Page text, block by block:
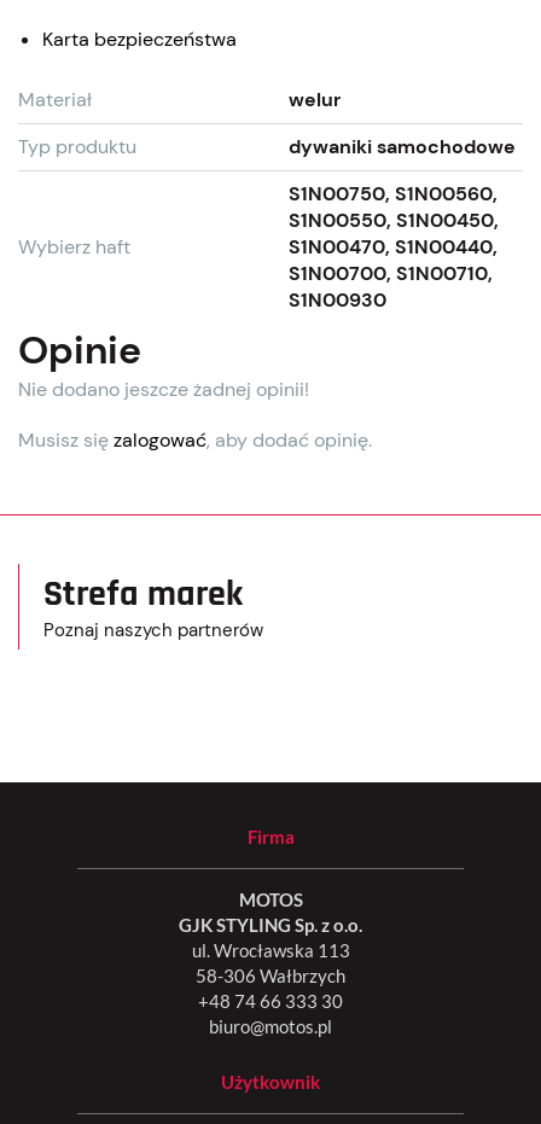
Karta bezpieczeństwa
Materiał
welur
Typ produktu
dywaniki samochodowe
Wybierz haft
S1N00750, S1N00560,
S1N00550, S1N00450,
S1N00470, S1N00440,
S1N00700, S1N00710,
S1N00930
Opinie
Nie dodano jeszcze żadnej opinii!
Musisz sięzalogować, aby dodać opinię.
Strefa marek
Poznaj naszych partnerów
Firma
MOTOS
GJK STYLING Sp. z o.o.
ul. Wrocławska 113
58-306 Wałbrzych
+48 74 66 333 30
biuro@motos.pl
Użytkownik